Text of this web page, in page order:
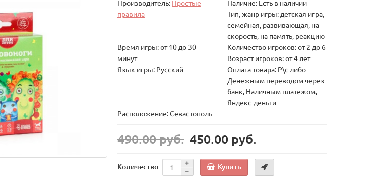
Производитель: Простые
правила
Наличие: Есть в наличии
Тип, жанр игры: детская игра,
семейная, развивающая, на
скорость, на память, реакцию
Время игры: от 10 до 30
минут
Количество игроков: от 2 до 6
Возраст игроков: от 4 лет
Язык игры: Русский
Оплата товара: Р\с либо
Денежным переводом через
банк, Наличным платежом,
Яндекс-деньги
Расположение: Севастополь
490.00 руб. 450.00 руб.
Количество Купить